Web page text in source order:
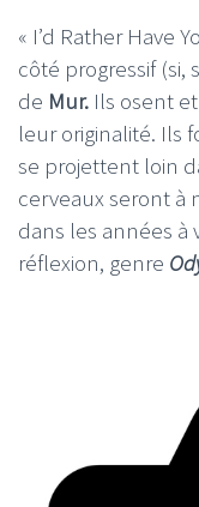
« I’d Rather Have
côté progressif
de Mur. Ils osent
leur originalité. Ils
se projettent loin
cerveaux seront à
dans les années à
réflexion, genre